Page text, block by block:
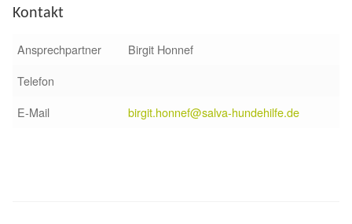
Kontakt
Ansprechpartner
Birgit Honnef
Telefon
E-Mail
birgit.honnef@salva-hundehilfe.de